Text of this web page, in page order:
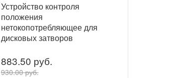
Устройство контроля
положения
нетокопотребляющее для
дисковых затворов
883.50 руб.
930.00 руб.